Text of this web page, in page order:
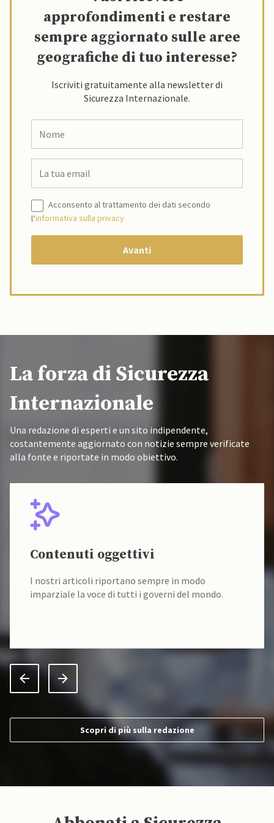
approfondimenti e restare
sempre aggiornato sulle aree
geografiche di tuo interesse?
Iscriviti gratuitamente alla newsletter di
Sicurezza Internazionale.
Acconsento al trattamento dei dati secondo
l’informativa sulla privacy
La forza di Sicurezza
Internazionale
Una redazione di esperti e un sito indipendente,
costantemente aggiornato con notizie sempre verificate
alla fonte e riportate in modo obiettivo.
Contenuti oggettivi
I nostri articoli riportano sempre in modo
imparziale la voce di tutti i governi del mondo.
Scopri di più sulla redazione